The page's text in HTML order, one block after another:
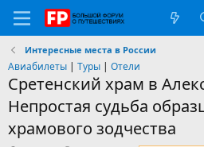
Интересные места в России
Авиабилеты | Туры | Отели
Сретенский храм в
Непростая судьба
храмового зодчества